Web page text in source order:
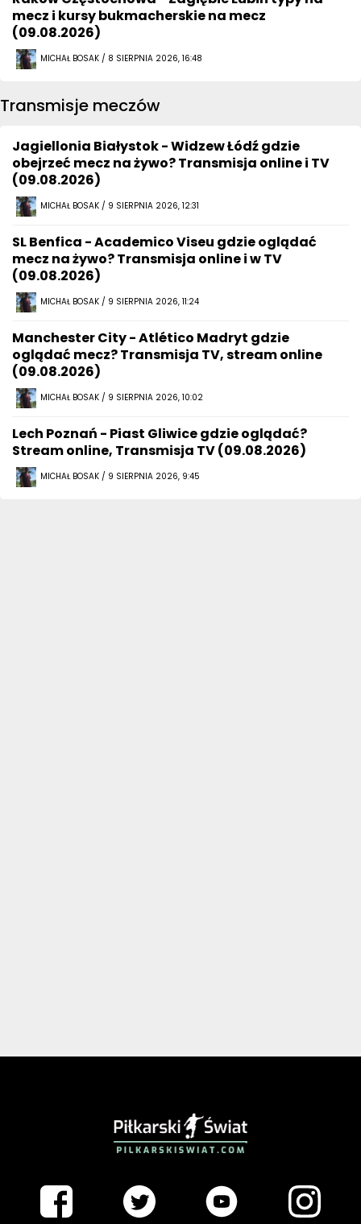
mecz i kursy bukmacherskie na mecz
(09.08.2026)
MICHAŁ BOSAK / 8 SIERPNIA 2026, 16:48
Transmisje meczów
Jagiellonia Białystok - Widzew Łódź gdzie
obejrzeć mecz na żywo? Transmisja online i TV
(09.08.2026)
MICHAŁ BOSAK / 9 SIERPNIA 2026, 12:31
SL Benfica - Academico Viseu gdzie oglądać
mecz na żywo? Transmisja online i w TV
(09.08.2026)
MICHAŁ BOSAK / 9 SIERPNIA 2026, 11:24
Manchester City - Atlético Madryt gdzie
oglądać mecz? Transmisja TV, stream online
(09.08.2026)
MICHAŁ BOSAK / 9 SIERPNIA 2026, 10:02
Lech Poznań - Piast Gliwice gdzie oglądać?
Stream online, Transmisja TV (09.08.2026)
MICHAŁ BOSAK / 9 SIERPNIA 2026, 9:45